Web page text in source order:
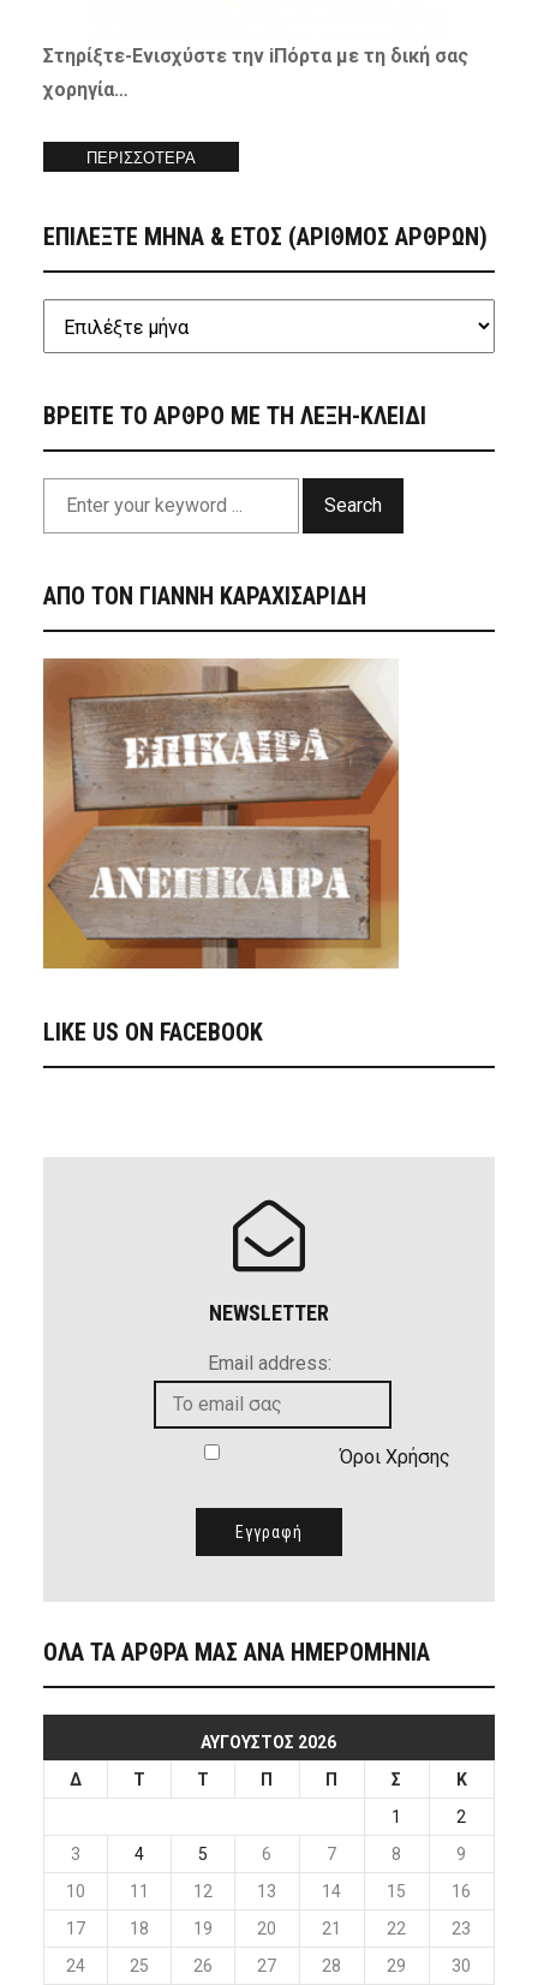
Στηρίξτε-Ενισχύστετην iΠόρτα με τη δική σας
χορηγία…
ΠΕΡΙΣΣΟΤΕΡΑ
ΕΠΙΛΕΞΤΕ ΜΗΝΑ & ΕΤΟΣ (ΑΡΙΘΜΟΣ ΑΡΘΡΩΝ)
ΒΡΕΙΤΕ ΤΟ ΑΡΘΡΟ ΜΕ ΤΗ ΛΕΞΗ-ΚΛΕΙΔΙ
Search
ΑΠΟ ΤΟΝ ΓΙΑΝΝΗ ΚΑΡΑΧΙΣΑΡΙΔΗ
LIKE US ON FACEBOOK
NEWSLETTER
Email address:
Όροι Χρήσης
ΟΛΑ ΤΑ ΑΡΘΡΑ ΜΑΣ ΑΝΑ ΗΜΕΡΟΜΗΝΙΑ
ΑΎΓΟΥΣΤΟΣ 2026
Δ
Τ Τ Π Π Σ
Κ
1
2
3
4 5 6 7 8
9
10
11 12 13 14 15
16
17
18 19 20 21 22
23
24
25 26 27 28 29 30